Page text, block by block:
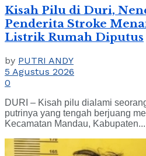
Kisah Pilu di Duri,
Penderita Stroke
Listrik Rumah Diputus
by PUTRI ANDY
5 Agustus 2026
0
DURI – Kisah pilu dialami
putrinya yang tengah berjuang
Kecamatan Mandau, Kabupaten...